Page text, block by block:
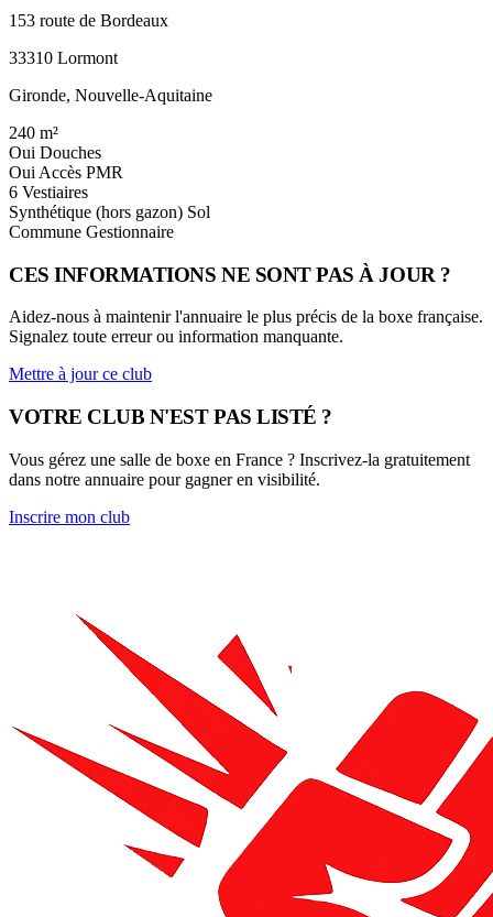
153 route de Bordeaux
33310 Lormont
Gironde, Nouvelle-Aquitaine
240 m²
Oui Douches
Oui Accès PMR
6 Vestiaires
Synthétique (hors gazon) Sol
Commune Gestionnaire
CES INFORMATIONS NE SONT PAS À JOUR ?
Aidez-nous à maintenir l'annuaire le plus précis de la boxe française.
Signalez toute erreur ou information manquante.
Mettre à jour ce club
VOTRE CLUB N'EST PAS LISTÉ ?
Vous gérez une salle de boxe en France ? Inscrivez-la gratuitement
dans notre annuaire pour gagner en visibilité.
Inscrire mon club